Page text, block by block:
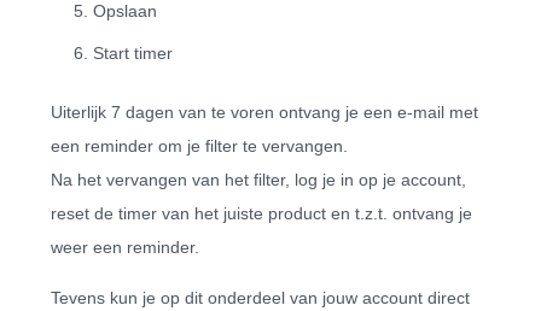
Opslaan
Start timer
Uiterlijk 7 dagen van te voren ontvang je een e-mail met
een reminder om je filter te vervangen.
Na het vervangen van het filter, log je in op je account,
reset de timer van het juiste product en t.z.t. ontvang je
weer een reminder.
Tevens kun je op dit onderdeel van jouw account direct